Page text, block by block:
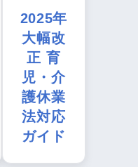
2025年
大幅改
正 育
児・介
護休業
法対応
ガイド